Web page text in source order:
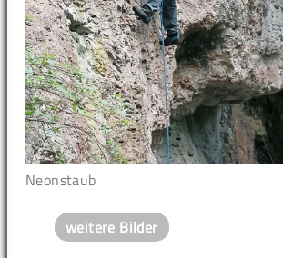
Neonstaub
weitere Bilder